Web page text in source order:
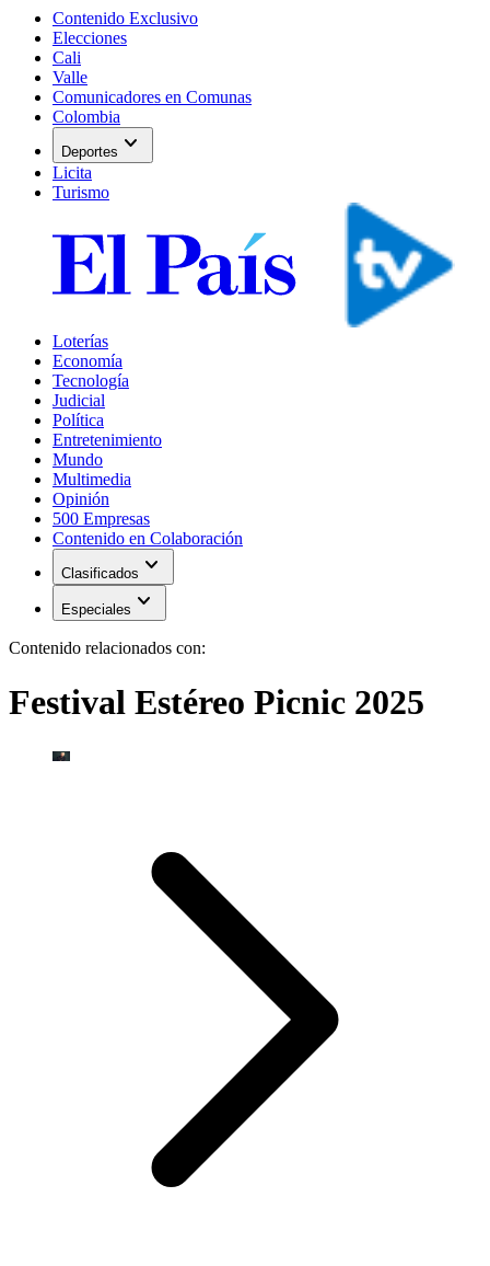
Contenido Exclusivo
Elecciones
Cali
Valle
Comunicadores en Comunas
Colombia
Deportes expand_more
Licita
Turismo
Loterías
Economía
Tecnología
Judicial
Política
Entretenimiento
Mundo
Multimedia
Opinión
500 Empresas
Contenido en Colaboración
Clasificados expand_more
Especiales expand_more
Contenido relacionados con:
Festival Estéreo Picnic 2025